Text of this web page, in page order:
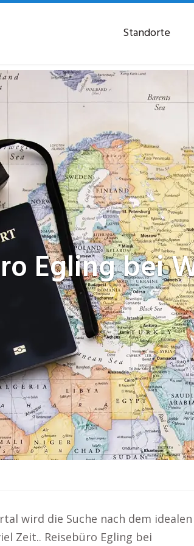
Standorte
Egling bei
wird die Suche nach dem idealen
Zeit.. Reisebüro Egling bei